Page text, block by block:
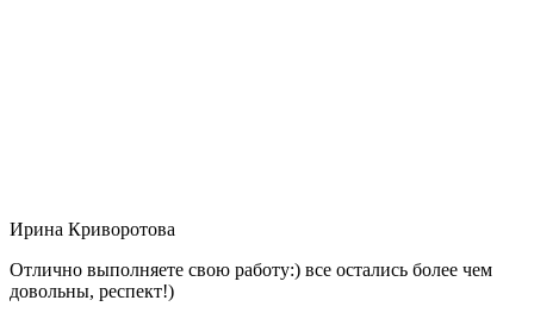
Ирина Криворотова
Отлично выполняете свою работу:) все остались более чем
довольны, респект!)